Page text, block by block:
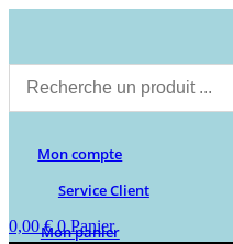
Mon compte
Service Client
0,00€ 0 Panier
Mon panier